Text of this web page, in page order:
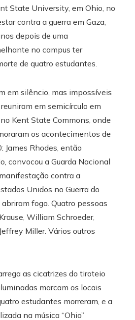
State University, em Ohio, no
contra a guerra em Gaza,
depois de uma
no campus ter
de quatro estudantes.
em silêncio, mas impossíveis
em semicírculo em
Kent State Commons, onde
os acontecimentos de
James Rhodes, então
convocou a Guarda Nacional
contra a
Unidos no Guerra do
fogo. Quatro pessoas
William Schroeder,
Miller. Vários outros
as cicatrizes do tiroteio
marcam os locais
estudantes morreram, e a
na música “Ohio”